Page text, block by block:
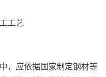
工艺
应依据国家制定钢材等